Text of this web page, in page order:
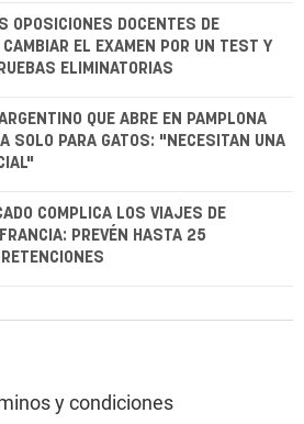
OPOSICIONES DOCENTES DE
CAMBIAR EL EXAMEN POR UN TEST Y
ELIMINATORIAS
QUE ABRE EN PAMPLONA
SOLO PARA GATOS: "NECESITAN UNA
COMPLICA LOS VIAJES DE
PREVÉN HASTA 25
y condiciones